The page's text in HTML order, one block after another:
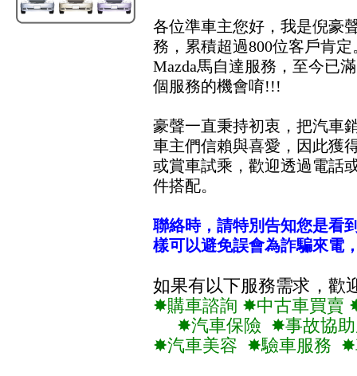
各位準車主您好，我是倪豪
務，累積超過800位客戶肯
Mazda馬自達服務，至今已
個服務的機會唷!!!
豪聲一直秉持初衷，把汽車
車主們信賴與喜愛，因此獲
或賞車試乘，歡迎透過電話
件搭配。
聯絡時，請特別告知您是看
樣可以避免誤會為詐騙來電
如果有以下服務需求，歡
✸購車諮詢 ✸中古車買賣
✸汽車保險 ✸事故協助
✸汽車美容 ✸驗車服務 ✸